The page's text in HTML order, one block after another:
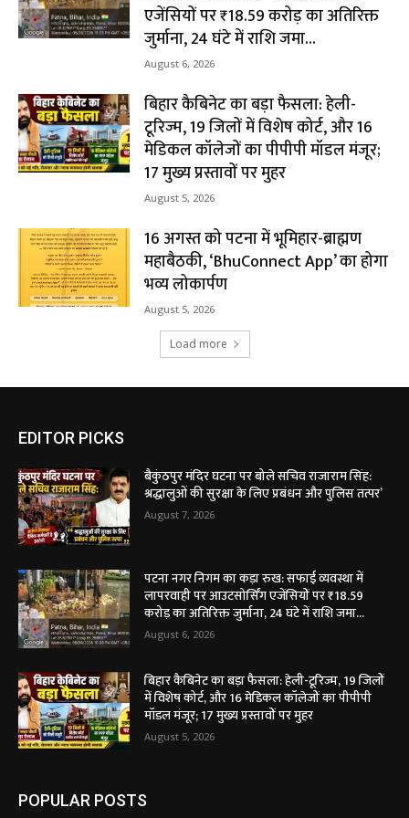
एजेंसियों पर ₹18.59 करोड़ का अतिरिक्त
जुर्माना, 24 घंटे में राशि जमा...
August 6, 2026
बिहार कैबिनेट का बड़ा फैसला: हेली-
टूरिज्म, 19 जिलों में विशेष कोर्ट, और 16
मेडिकल कॉलेजों का पीपीपी मॉडल मंजूर;
17 मुख्य प्रस्तावों पर मुहर
August 5, 2026
16 अगस्त को पटना में भूमिहार-ब्राह्मण
महाबैठकी, ‘BhuConnect App’ का होगा
भव्य लोकार्पण
August 5, 2026
Load more
EDITOR PICKS
बैकुंठपुर मंदिर घटना पर बोले सचिव राजाराम सिंह:
श्रद्धालुओं की सुरक्षा के लिए प्रबंधन और पुलिस तत्पर’
August 7, 2026
पटना नगर निगम का कड़ा रुख: सफाई व्यवस्था में
लापरवाही पर आउटसोर्सिंग एजेंसियों पर ₹18.59
करोड़ का अतिरिक्त जुर्माना, 24 घंटे में राशि जमा...
August 6, 2026
बिहार कैबिनेट का बड़ा फैसला: हेली-टूरिज्म, 19 जिलों
में विशेष कोर्ट, और 16 मेडिकल कॉलेजों का पीपीपी
मॉडल मंजूर; 17 मुख्य प्रस्तावों पर मुहर
August 5, 2026
POPULAR POSTS